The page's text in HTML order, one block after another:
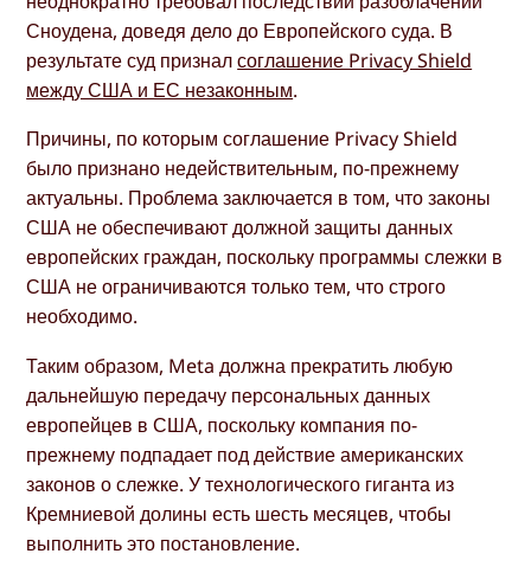
Сноудена, доведя дело до Европейского суда. В
результате суд призналсоглашение Privacy Shield
между США и ЕС незаконным.
Причины, по которым соглашение Privacy Shield
было признано недействительным, по-прежнему
актуальны. Проблема заключается в том, что законы
США не обеспечивают должной защиты данных
европейских граждан, поскольку программы слежки в
США не ограничиваются только тем, что строго
необходимо.
Таким образом, Meta должна прекратить любую
дальнейшую передачу персональных данных
европейцев в США, поскольку компания по-
прежнему подпадает под действие американских
законов о слежке. У технологического гиганта из
Кремниевой долины есть шесть месяцев, чтобы
выполнить это постановление.